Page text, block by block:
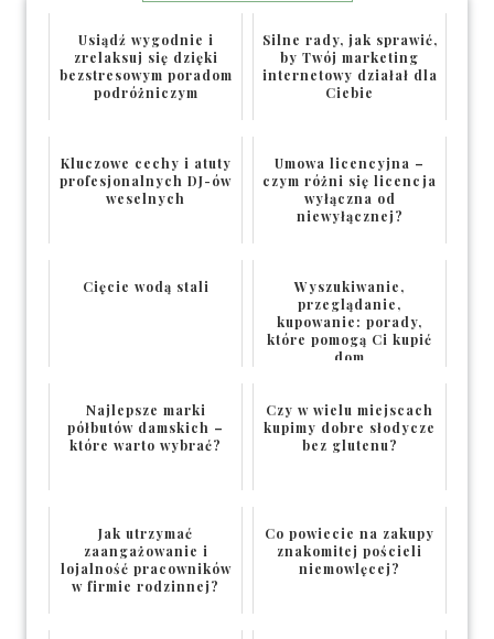
Usiądź wygodnie i
zrelaksuj się dzięki
bezstresowym poradom
podróżniczym
Silne rady, jak sprawić,
by Twój marketing
internetowy działał dla
Ciebie
Kluczowe cechy i atuty
profesjonalnych DJ-ów
weselnych
Umowa licencyjna –
czym różni się licencja
wyłączna od
niewyłącznej?
Cięcie wodą stali
Wyszukiwanie,
przeglądanie,
kupowanie: porady,
które pomogą Ci kupić
dom
Najlepsze marki
półbutów damskich –
które warto wybrać?
Czy w wielu miejscach
kupimy dobre słodycze
bez glutenu?
Jak utrzymać
zaangażowanie i
lojalność pracowników
w firmie rodzinnej?
Co powiecie na zakupy
znakomitej pościeli
niemowlęcej?